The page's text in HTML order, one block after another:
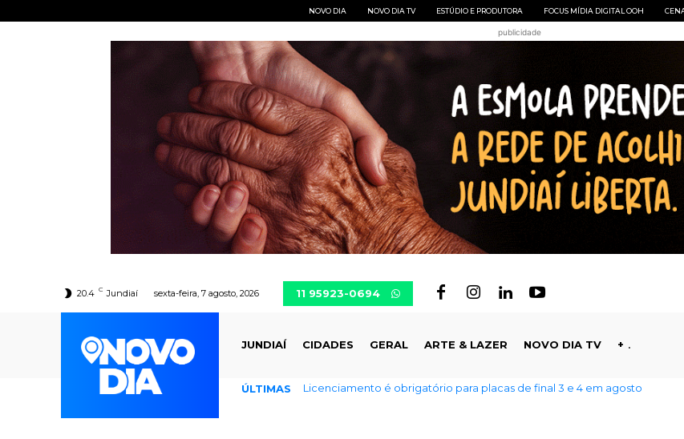
NOVO DIA NOVO DIA TV ESTÚDIO E PRODUTORA FOCUS MÍDIA DIGITAL OOH
publicidade
20.4 C Jundiaí sexta-feira, 7 agosto, 2026 11 95923-0694
JUNDIAÍ CIDADES GERAL ARTE & LAZER NOVO DIA TV +
ÚLTIMAS Endividamento das famílias sobe para 82%, mas inadimplência cai